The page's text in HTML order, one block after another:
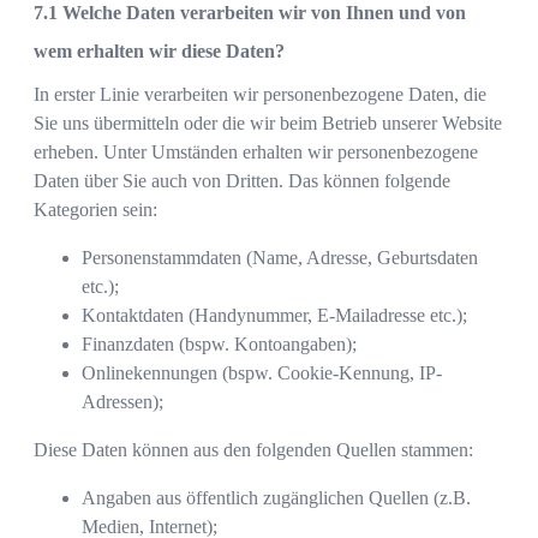
Welche Daten verarbeiten wir von Ihnen und von
wem erhalten wir diese Daten?
In erster Linie verarbeiten wir personenbezogene Daten, die
Sie uns übermitteln oder die wir beim Betrieb unserer Website
erheben. Unter Umständen erhalten wir personenbezogene
Daten über Sie auch von Dritten. Das können folgende
Kategorien sein:
Personenstammdaten (Name, Adresse, Geburtsdaten
etc.);
Kontaktdaten (Handynummer, E-Mailadresse etc.);
Finanzdaten (bspw. Kontoangaben);
Onlinekennungen (bspw. Cookie-Kennung, IP-
Adressen);
Diese Daten können aus den folgenden Quellen stammen:
Angaben aus öffentlich zugänglichen Quellen (z.B.
Medien, Internet);